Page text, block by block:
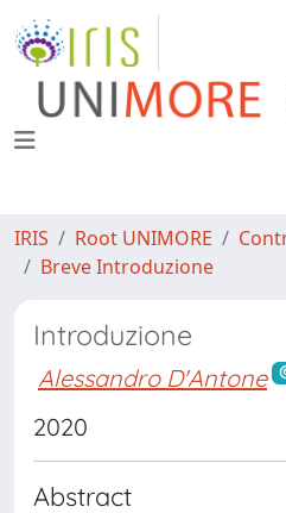
IRIS Root UNIMORE
Breve Introduzione
Introduzione
Alessandro D'Antone
2020
Abstract